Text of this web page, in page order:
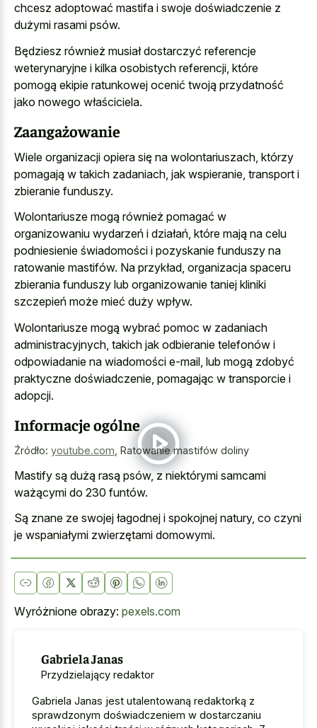
chcesz adoptować mastifa i swoje doświadczenie z
dużymi rasami psów.
Będziesz również musiał dostarczyć referencje
weterynaryjne i kilka osobistych referencji, które
pomogą ekipie ratunkowej ocenić twoją przydatność
jako nowego właściciela.
Zaangażowanie
Wiele organizacji opiera się na wolontariuszach, którzy
pomagają w takich zadaniach, jak wspieranie, transport i
zbieranie funduszy.
Wolontariusze mogą również pomagać w
organizowaniu wydarzeń i działań, które mają na celu
podniesienie świadomości i pozyskanie funduszy na
ratowanie mastifów. Na przykład, organizacja spaceru
zbierania funduszy lub organizowanie taniej kliniki
szczepień może mieć duży wpływ.
Wolontariusze mogą wybrać pomoc w zadaniach
administracyjnych, takich jak odbieranie telefonów i
odpowiadanie na wiadomości e-mail, lub mogą zdobyć
praktyczne doświadczenie, pomagając w transporcie i
adopcji.
Informacje ogólne
Źródło: youtube.com Ratowanie mastifów doliny
Mastify są dużą rasą psów, z niektórymi samcami
ważącymi do 230 funtów.
Są znane ze swojej łagodnej i spokojnej natury, co czyni
je wspaniałymi zwierzętami domowymi.
Wyróżnione obrazy: pexels.com
Gabriela Janas
Przydzielający redaktor
Gabriela Janas jest utalentowaną redaktorką z
sprawdzonym doświadczeniem w dostarczaniu